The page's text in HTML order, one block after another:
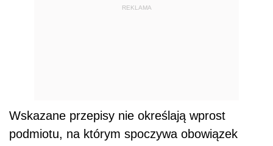
REKLAMA
Wskazane przepisy nie określają wprost
podmiotu, na którym spoczywa obowiązek